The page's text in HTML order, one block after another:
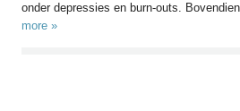
onder depressies en burn-outs.
more »